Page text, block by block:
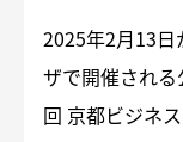
2025年2月13日
ザで開催され
回 京都ビジネ